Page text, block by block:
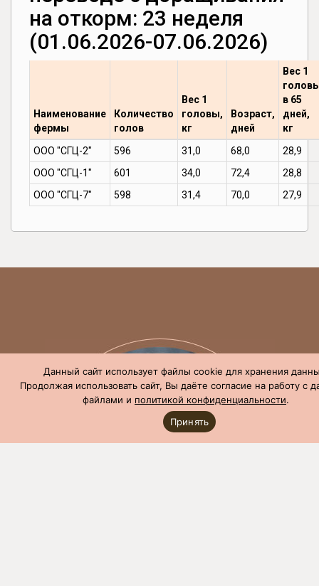
на откорм: 23 неделя
(01.06.2026-07.06.2026)
Наименование
фермы
Количество
голов
Вес 1
головы,
кг
Возраст,
дней
Вес 1
в 65
дней,
кг
ООО "СГЦ-2"
596 31,0 68,0
28,9
ООО "СГЦ-1"
601 34,0 72,4
28,8
ООО "СГЦ-7"
598 31,4 70,0 27,9
Данный сайт использует файлы cookie для хранения
Продолжая использовать сайт, Вы даёте согласие на работу с
файлами и политикой конфиденциальности.
Принять